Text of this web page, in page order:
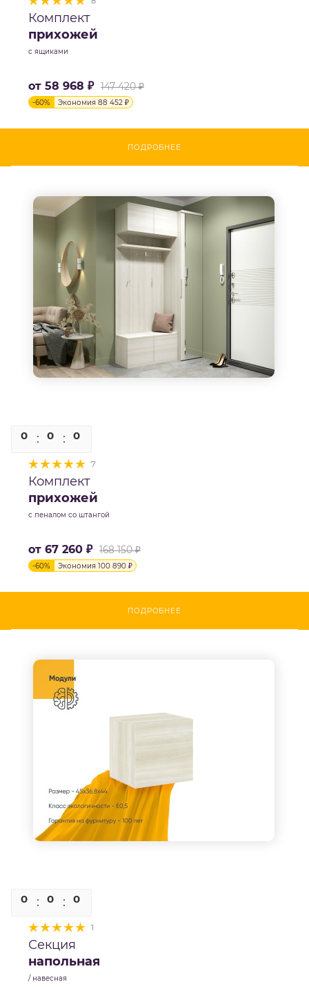
Комплект
прихожей
с ящиками
от 58 968 ₽ 147 420 ₽
-60% Экономия 88 452 ₽
ПОДРОБНЕЕ
0 0 0
7
Комплект
прихожей
с пеналом со штангой
от 67 260 ₽ 168 150 ₽
-60% Экономия 100 890 ₽
ПОДРОБНЕЕ
0 0 0
1
Секция
напольная
/ навесная